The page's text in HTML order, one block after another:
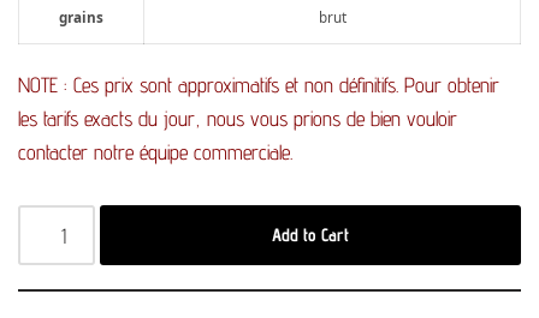
grains
brut
NOTE : Ces prix sont approximatifs et non définitifs. Pour obtenir
les tarifs exacts du jour, nous vous prions de bien vouloir
contacter notre équipe commerciale.
Add to Cart